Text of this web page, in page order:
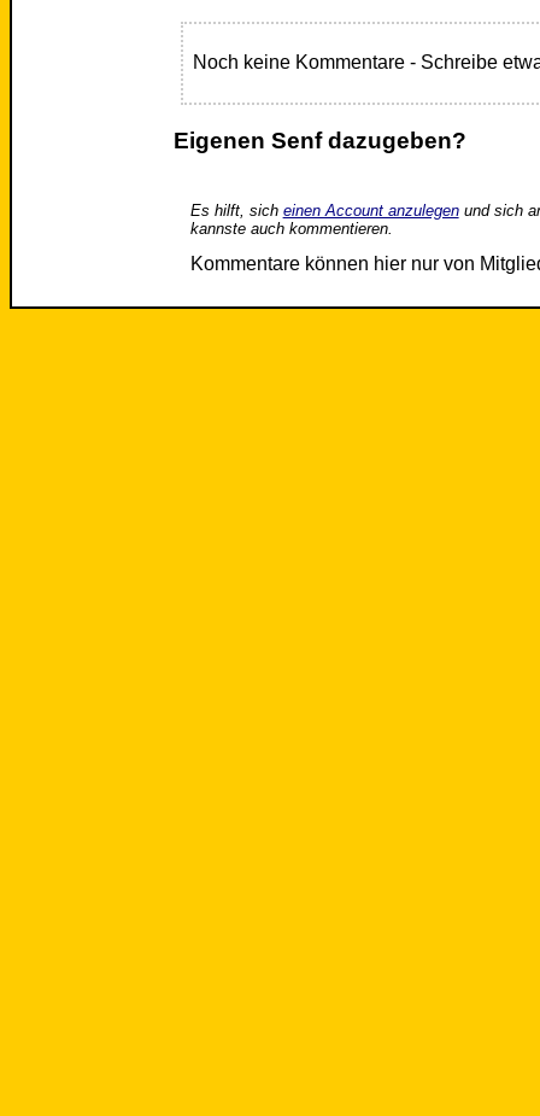
Noch keine Kommentare - Schreibe
Eigenen Senf dazugeben?
Es hilft, sich einen Account anzulegenund sich
kannste auch kommentieren.
Kommentare können hier nur von